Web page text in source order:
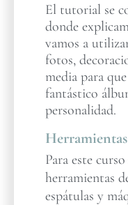
El tutorial se
donde
vamos a
fotos,
media para
fantástico
personalidad.
Herramientas
Para este
herramientas
espátulas y